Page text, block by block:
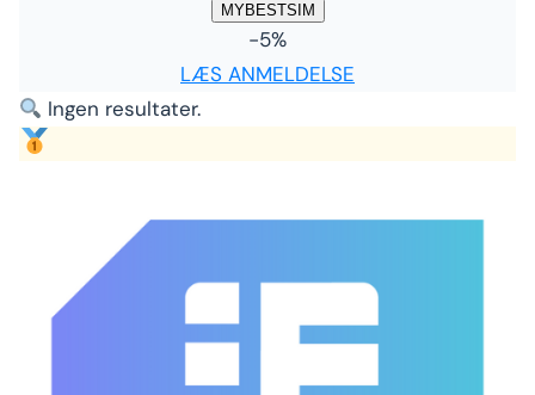
MYBESTSIM
-5%
LÆS ANMELDELSE
Ingen resultater.